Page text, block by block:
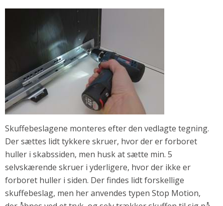
Pletleksikon
Skuffebeslagene monteres efter den vedlagte tegning.
Der sættes lidt tykkere skruer, hvor der er forboret
huller i skabssiden, men husk at sætte min. 5
selvskærende skruer i yderligere, hvor der ikke er
forboret huller i siden. Der findes lidt forskellige
skuffebeslag, men her anvendes typen Stop Motion,